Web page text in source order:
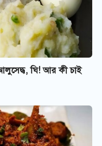
ঘি! আর কী চাই